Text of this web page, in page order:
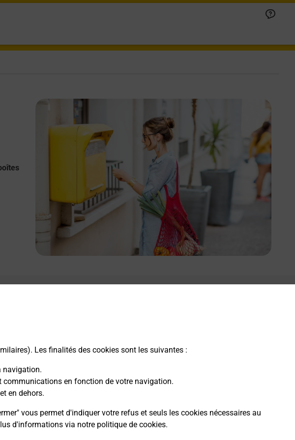
Les finalités des cookies sont les suivantes :
navigation.
communications en fonction de votre navigation.
en dehors.
vous permet d'indiquer votre refus et seuls les cookies nécessaires au
d'informations via notre politique de cookies.